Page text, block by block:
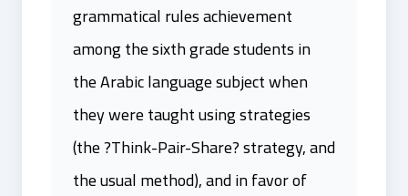
grammatical rules achievement
among the sixth grade students in
the Arabic language subject when
they were taught using strategies
(the ?Think-Pair-Share? strategy, and
the usual method), and in favor of